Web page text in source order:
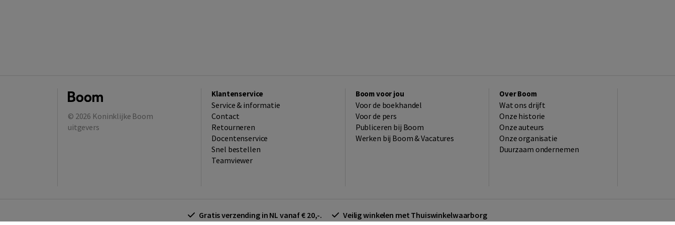
© 2026 Koninklijke Boom
uitgevers
Klantenservice
Service & informatie
Contact
Retourneren
Docentenservice
Snel bestellen
Teamviewer
Boom voor jou
Voor de boekhandel
Voor de pers
Publiceren bij Boom
Werken bij Boom & Vacatures
Over Boom
Wat ons drijft
Onze historie
Onze auteurs
Onze organisatie
Duurzaam ondernemen
Gratis verzending in NL vanaf € 20,-. Veilig winkelen met Thuiswinkelwaarborg